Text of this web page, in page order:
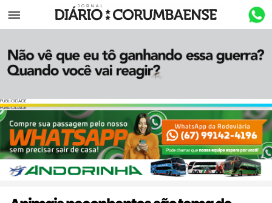
Menu
PUBLICIDADE
PUBLICIDADE